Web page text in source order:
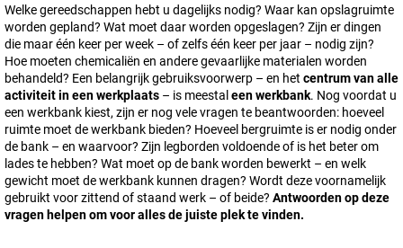
Welke gereedschappen hebt u dagelijks nodig? Waar kan opslagruimte
worden gepland? Wat moet daar worden opgeslagen? Zijn er dingen
die maar één keer per week – of zelfs één keer per jaar – nodig zijn?
Hoe moeten chemicaliën en andere gevaarlijke materialen worden
behandeld? Een belangrijk gebruiksvoorwerp – en het centrum van alle
activiteit in een werkplaats – is meestal een werkbank. Nog voordat u
een werkbank kiest, zijn er nog vele vragen te beantwoorden: hoeveel
ruimte moet de werkbank bieden? Hoeveel bergruimte is er nodig onder
de bank – en waarvoor? Zijn legborden voldoende of is het beter om
lades te hebben? Wat moet op de bank worden bewerkt – en welk
gewicht moet de werkbank kunnen dragen? Wordt deze voornamelijk
gebruikt voor zittend of staand werk – of beide? Antwoorden op deze
vragen helpen om voor alles de juiste plek te vinden.